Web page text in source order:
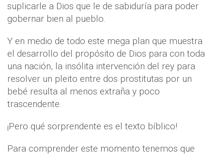
suplicarle a Dios que le de sabiduría para poder
gobernar bien al pueblo.
Y en medio de todo este mega plan que muestra
el desarrollo del propósito de Dios para con toda
una nación, la insólita intervención del rey para
resolver un pleito entre dos prostitutas por un
bebé resulta al menos extraña y poco
trascendente.
¡Pero qué sorprendente es el texto bíblico!
Para comprender este momento tenemos que